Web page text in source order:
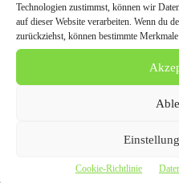
Technologien zustimmst, können wir
auf dieser Website verarbeiten. Wenn du
zurückziehst, können bestimmte
Cookie-Richtlinie
wirtschaftlich interessant.
Onlineanfrage genügt – und
verschwindet schnell,